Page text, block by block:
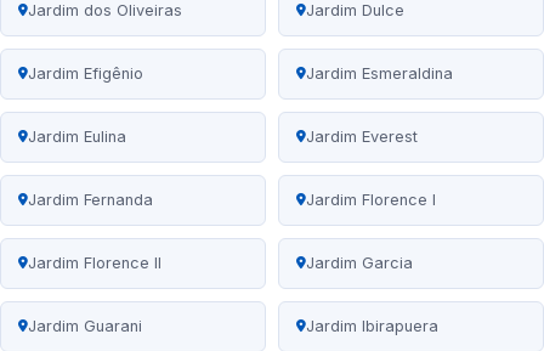
Jardim dos Oliveiras Jardim Dulce
Jardim Efigênio Jardim Esmeraldina
Jardim Eulina Jardim Everest
Jardim Fernanda Jardim Florence I
Jardim Florence II Jardim Garcia
Jardim Guarani Jardim Ibirapuera